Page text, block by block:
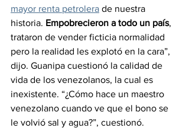
mayor renta petrolera de nuestra
historia. Empobrecieron a todo un país,
trataron de vender ficticia normalidad
pero la realidad les explotó en la cara”,
dijo. Guanipa cuestionó la calidad de
vida de los venezolanos, la cual es
inexistente. “¿Cómo hace un maestro
venezolano cuando ve que el bono se
le volvió sal y agua?”, cuestionó.